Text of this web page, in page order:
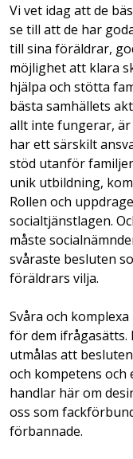
Vi vet idag att de
se till att de har
till sina föräldrar,
möjlighet att klara
hjälpa och stötta
bästa samhällets
allt inte fungerar, är
har ett särskilt
stöd utanför
unik utbildning,
Rollen och
socialtjänstlagen.
måste
svåraste besluten
föräldrars vilja.
Svåra och
för dem ifrågasätts.
utmålas att
och kompetens och
handlar här om
oss som
förbannade.